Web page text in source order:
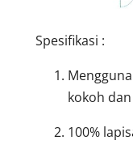
Spesifikasi :
kokoh
100%